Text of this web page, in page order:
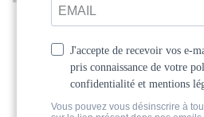
Retraite :
Offrez-vous un temps